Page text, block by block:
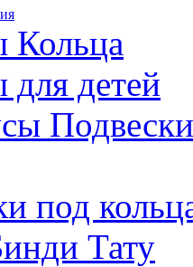
Кольца
для детей
Подвески
под
Тату